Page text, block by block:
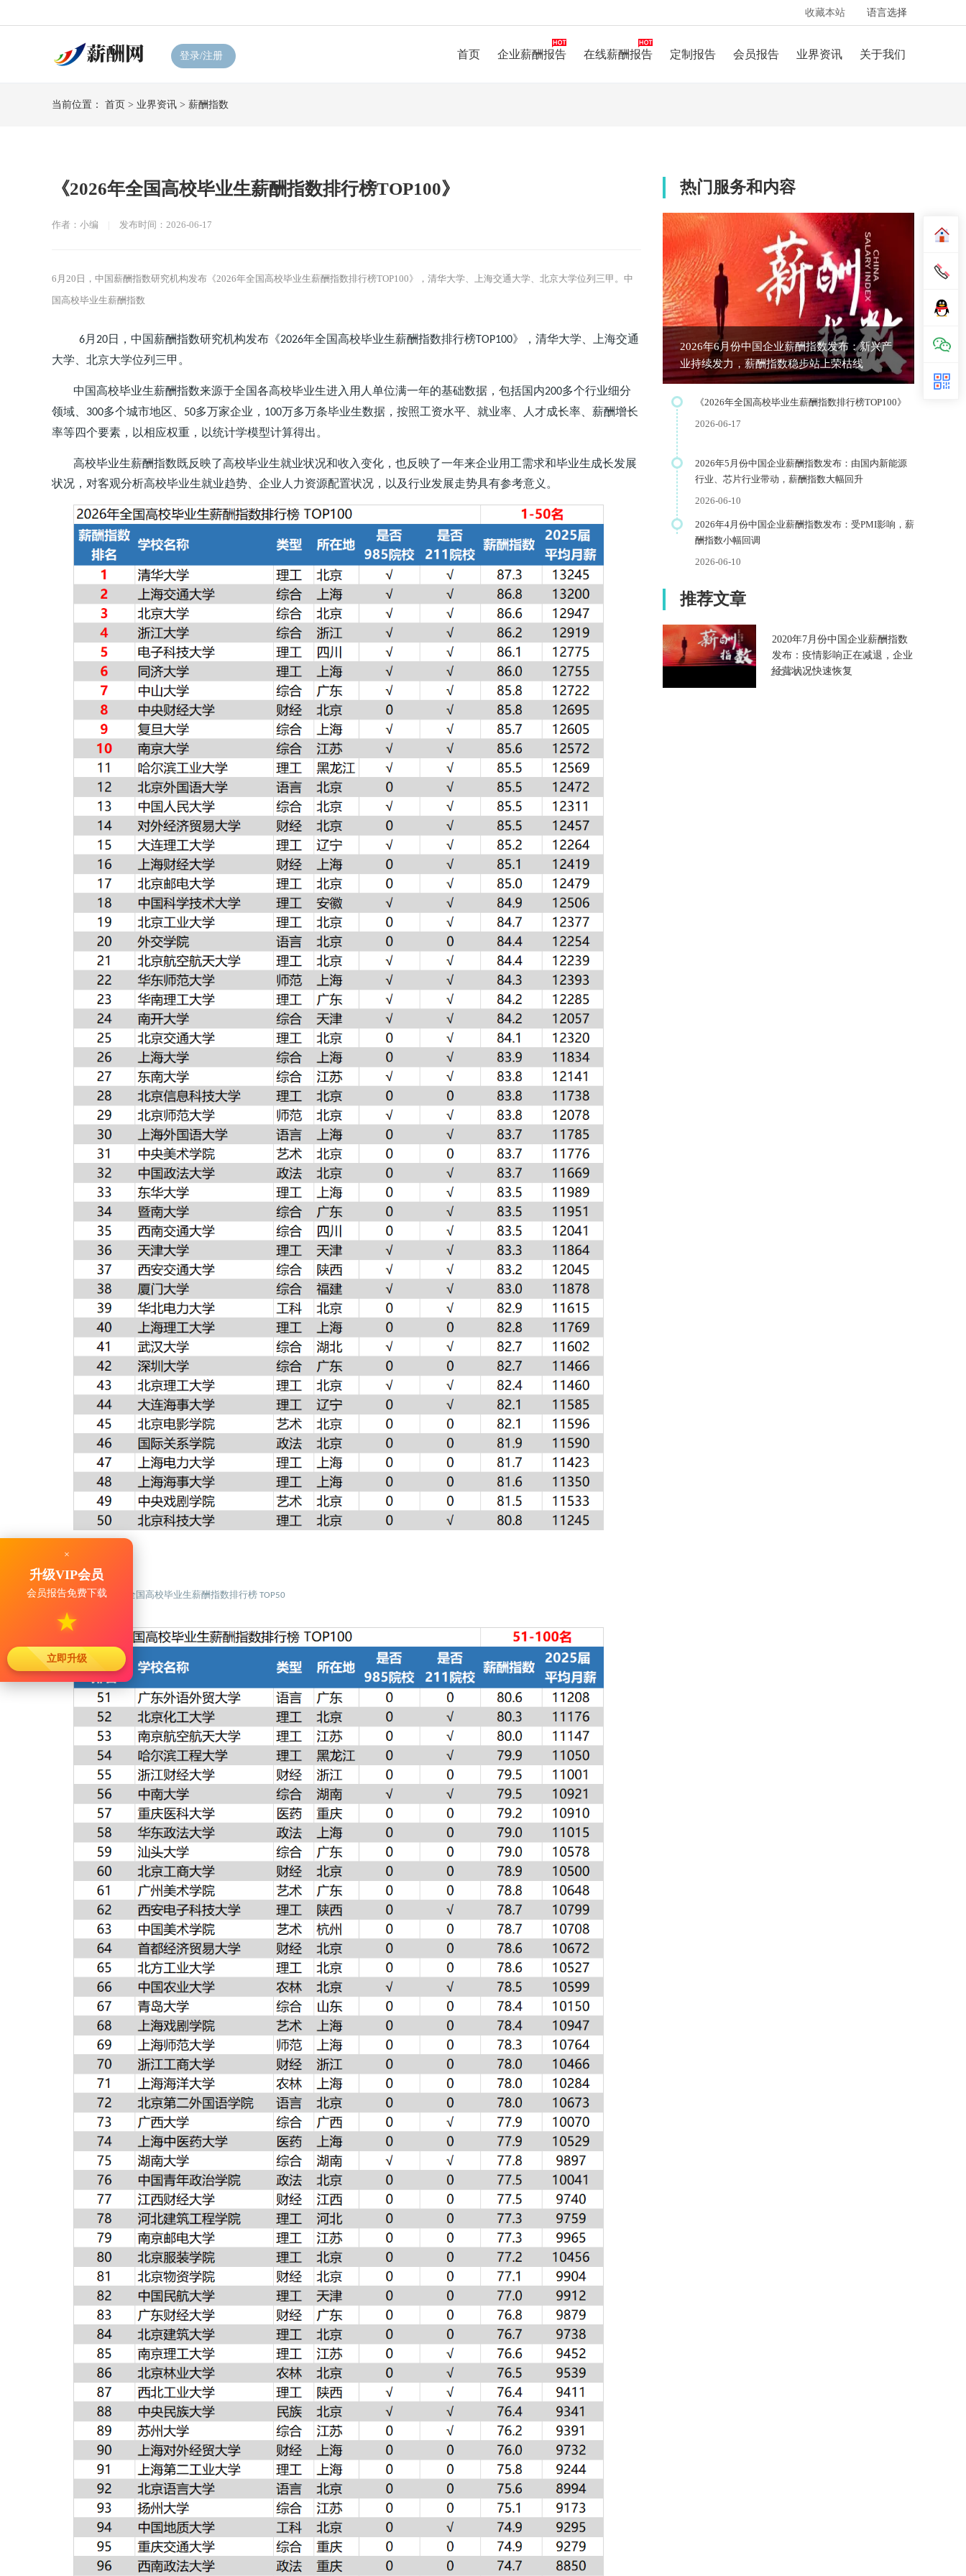
收藏本站 语言选择
登录/注册 首页 企业薪酬报告 在线薪酬报告 定制报告 会员报告 业界资讯 关于我们
当前位置： 首页 > 业界资讯 > 薪酬指数
《2026年全国高校毕业生薪酬指数排行榜TOP100》
作者：小编 发布时间：2026-06-17
6月20日，中国薪酬指数研究机构发布《2026年全国高校毕业生薪酬指数排行榜TOP100》，清华大学、上海交通大学、北京大学位列三甲。中
国高校毕业生薪酬指数
6月 20日，中国薪酬指数研究机构发布《2026年全国高校毕业生薪酬指数排行榜TOP100》，清华大学、上海交通
大学、北京大学位列三甲。
中国高校毕业生薪酬指数来源于全国各高校毕业生进入用人单位满一年的基础数据，包括国内200多个行业细分
领域、 300多个城市地区、 50多万家企业， 100万多万条毕业生数据，按照工资水平、就业率、人才成长率、薪酬增长
率等四个要素，以相应权重，以统计学模型计算得出。
高校毕业生薪酬指数既反映了高校毕业生就业状况和收入变化，也反映了一年来企业用工需求和毕业生成长发展
状况，对客观分析高校毕业生就业趋势、企业人力资源配置状况，以及行业发展走势具有参考意义。
图1 ：2026 年全国高校毕业生薪酬指数排行榜 TOP50
热门服务和内容
2026年6月份中国企业薪酬指数发布：新兴产
业持续发力，薪酬指数稳步站上荣枯线
《2026年全国高校毕业生薪酬指数排行榜TOP100》
2026-06-17
2026年5月份中国企业薪酬指数发布：由国内新能源
行业、芯片行业带动，薪酬指数大幅回升
2026-06-10
2026年4月份中国企业薪酬指数发布：受PMI影响，薪
酬指数小幅回调
2026-06-10
推荐文章
2020年7月份中国企业薪酬指数
发布：疫情影响正在减退，企业
经营状况快速恢复
2024-11-11
×
升级VIP会员
会员报告免费下载
★
立即升级